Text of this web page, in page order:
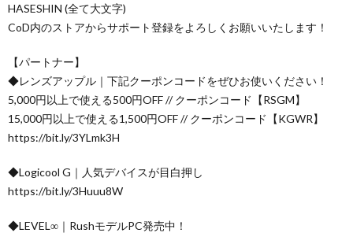
HASESHIN (全て大文字)
CoD内のストアからサポート登録をよろしくお願いいたします！
【パートナー】
◆レンズアップル｜下記クーポンコードをぜひお使いください！
5,000円以上で使える500円OFF // クーポンコード【RSGM】
15,000円以上で使える1,500円OFF // クーポンコード【KGWR】
https://bit.ly/3YLmk3H
◆Logicool G｜人気デバイスが目白押し
https://bit.ly/3Huuu8W
◆LEVEL∞｜RushモデルPC発売中！